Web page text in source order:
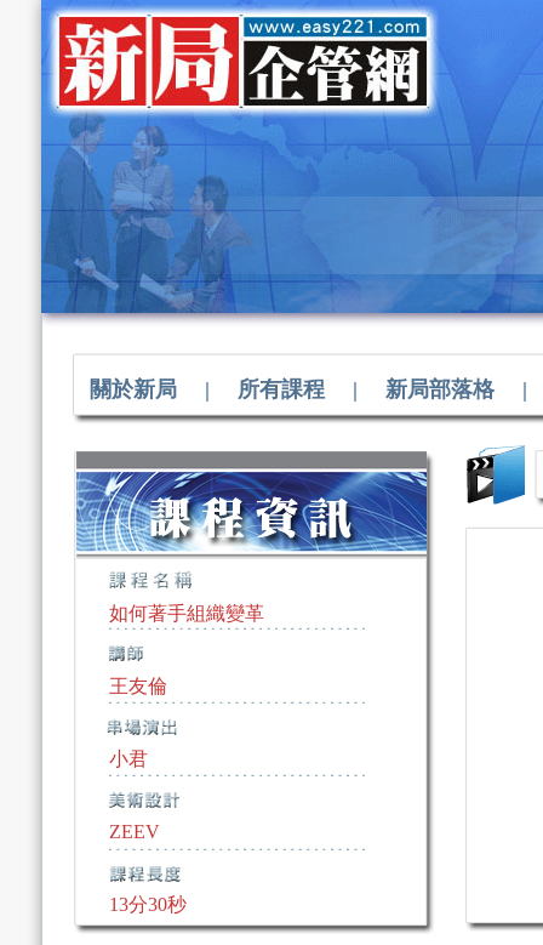
關於新局 | 所有課程 | 新局部落格
如何著手組織變革
王友倫
小君
ZEEV
13分30秒